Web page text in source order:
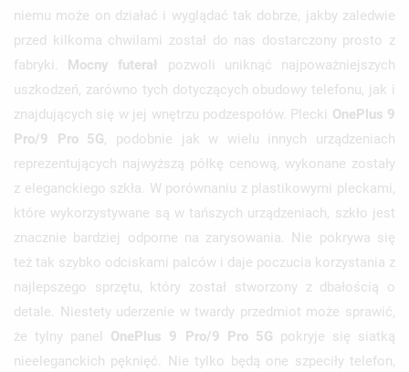
niemu może on działać i wyglądać tak dobrze, jakby zaledwie
przed kilkoma chwilami został do nas dostarczony prosto z
fabryki. Mocny futerał pozwoli uniknąć najpoważniejszych
uszkodzeń, zarówno tych dotyczących obudowy telefonu, jak i
znajdujących się w jej wnętrzu podzespołów. Plecki OnePlus 9
Pro/9 Pro 5G, podobnie jak w wielu innych urządzeniach
reprezentujących najwyższą półkę cenową, wykonane zostały
z eleganckiego szkła. W porównaniu z plastikowymi pleckami,
które wykorzystywane są w tańszych urządzeniach, szkło jest
znacznie bardziej odporne na zarysowania. Nie pokrywa się
też tak szybko odciskami palców i daje poczucia korzystania z
najlepszego sprzętu, który został stworzony z dbałością o
detale. Niestety uderzenie w twardy przedmiot może sprawić,
że tylny panel OnePlus 9 Pro/9 Pro 5G pokryje się siatką
nieeleganckich pęknięć. Nie tylko będą one szpeciły telefon,